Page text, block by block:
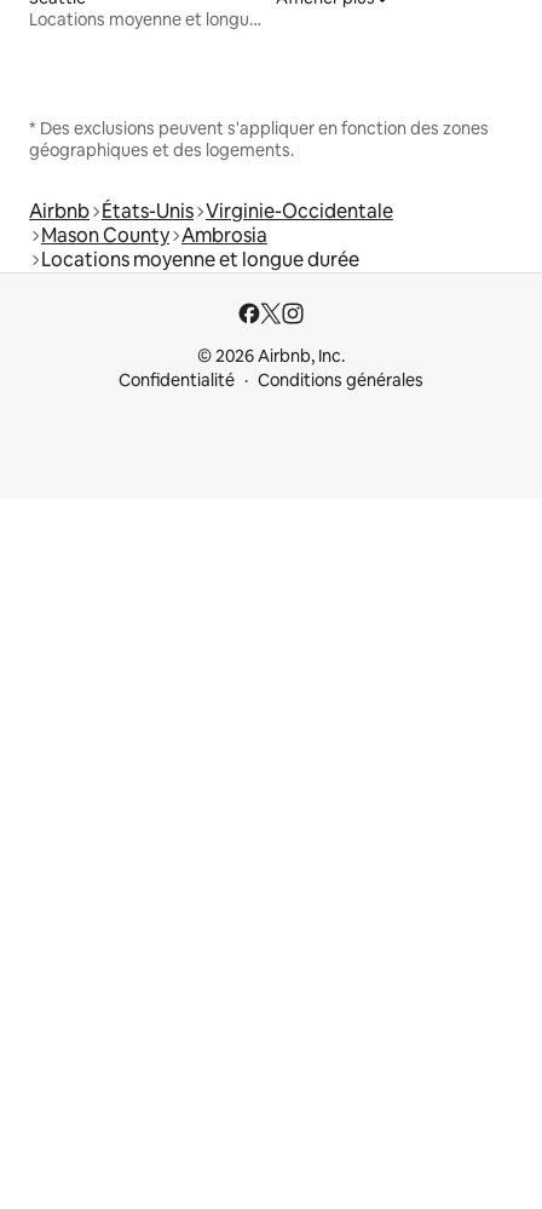
Locations moyenne et longue durée
* Des exclusions peuvent s'appliquer en fonction des zones
géographiques et des logements.
Airbnb États-Unis Virginie-Occidentale
Mason County Ambrosia
Locations moyenne et longue durée
© 2026 Airbnb, Inc.
Confidentialité
Conditions générales